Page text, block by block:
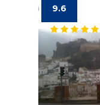
9.6